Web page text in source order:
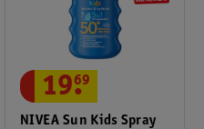
NIVEA Sun Kids Spray
19.
69